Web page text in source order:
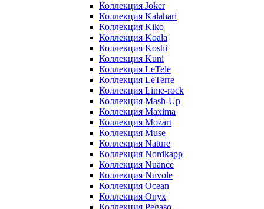
Коллекция Joker
Коллекция Kalahari
Коллекция Kiko
Коллекция Koala
Коллекция Koshi
Коллекция Kuni
Коллекция LeTele
Коллекция LeTerre
Коллекция Lime-rock
Коллекция Mash-Up
Коллекция Maxima
Коллекция Mozart
Коллекция Muse
Коллекция Nature
Коллекция Nordkapp
Коллекция Nuance
Коллекция Nuvole
Коллекция Ocean
Коллекция Onyx
Коллекция Pegaso